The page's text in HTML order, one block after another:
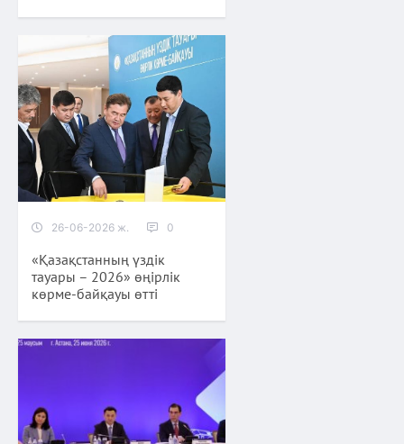
26-06-2026 ж. 0
«Қазақстанның үздік
тауары – 2026» өңірлік
көрме-байқауы өтті